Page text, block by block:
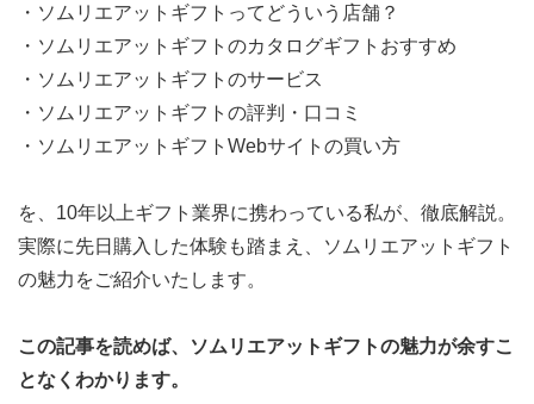
・ソムリエアットギフトってどういう店舗？
・ソムリエアットギフトのカタログギフトおすすめ
・ソムリエアットギフトのサービス
・ソムリエアットギフトの評判・口コミ
・ソムリエアットギフトWebサイトの買い方
を、10年以上ギフト業界に携わっている私が、徹底解説。
実際に先日購入した体験も踏まえ、ソムリエアットギフト
の魅力をご紹介いたします。
この記事を読めば、ソムリエアットギフトの魅力が余すこ
となくわかります。